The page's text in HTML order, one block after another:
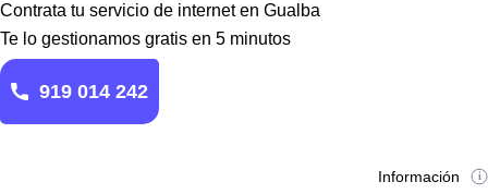
Contrata tu servicio de internet en Gualba
Te lo gestionamos gratis en 5 minutos
919 014 242
Información